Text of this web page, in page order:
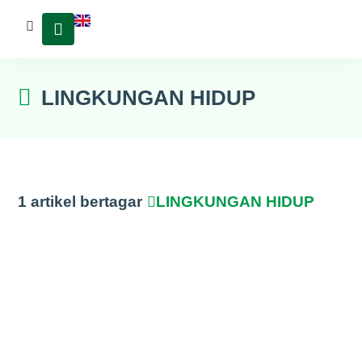
LINGKUNGAN HIDUP
1 artikel bertagar LINGKUNGAN HIDUP